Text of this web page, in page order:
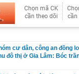
Chọn mã CK
cần theo dõi
cần
cư dân, công an đồng
đô thị ở Gia Lâm: Bóc